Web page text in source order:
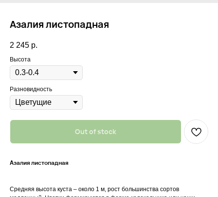
Азалия листопадная
2 245 р.
Высота
Разновидность
Out of stock
Азалия листопадная
Средняя высота куста – около 1 м, рост большинства сортов